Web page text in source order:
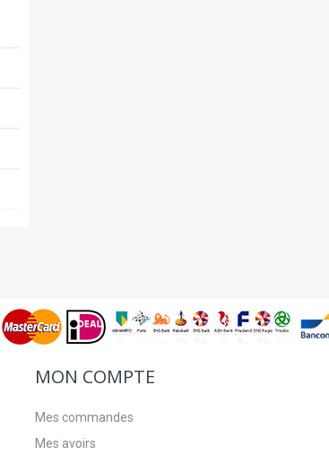
MON COMPTE
Mes commandes
Mes avoirs